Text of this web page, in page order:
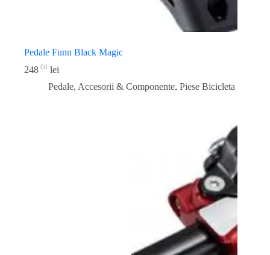
Pedale Funn Black Magic
248 00 lei
Pedale, Accesorii & Componente, Piese Bicicleta